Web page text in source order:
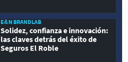
E&N BRANDLAB
Solidez, confianza e innovación:
las claves detrás del éxito de
Seguros El Roble